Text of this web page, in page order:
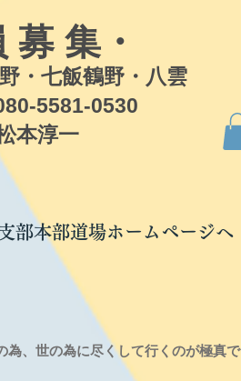
募 集・
七飯鶴野・八雲
0530
淳一
部本部道場ホームページへ
為、世の為に尽くして行くのが極真で